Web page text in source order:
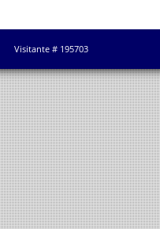
Visitante # 195703